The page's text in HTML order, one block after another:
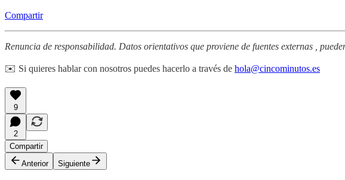
Compartir
Renuncia de responsabilidad. Datos orientativos que proviene de fuentes externas ,
✉️ Si quieres hablar con nosotros puedes hacerlo a través de hola@cincominutos.es
9
2
Compartir
Anterior
Siguiente